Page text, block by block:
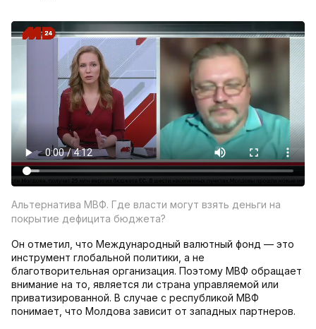
Альтернатива МВФ. Где власти могут взять деньги на
покрытие дефицита бюджета?
Он отметил, что Международный валютный фонд — это
инструмент глобальной политики, а не
благотворительная организация. Поэтому МВФ обращает
внимание на то, является ли страна управляемой или
приватизированной. В случае с республикой МВФ
понимает, что Молдова зависит от западных партнеров.